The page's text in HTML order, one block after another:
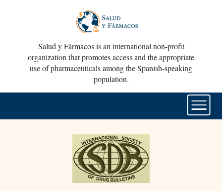
Salud y Fármacos is an international non-profit
organization that promotes access and the appropriate
use of pharmaceuticals among the Spanish-speaking
population.